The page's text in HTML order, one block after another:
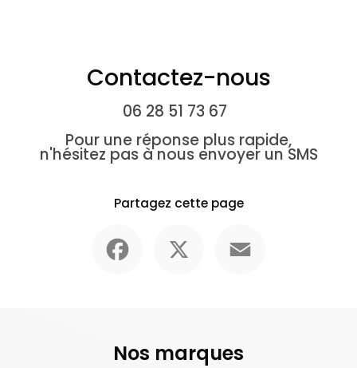
Contactez-nous
06 28 51 73 67
Pour une réponse plus rapide,
n'hésitez pas à nous envoyer un SMS
Partagez cette page
Nos marques